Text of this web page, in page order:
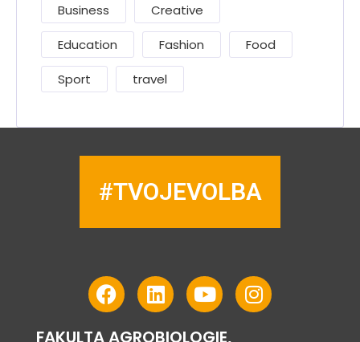
Business Creative
Education Fashion Food
Sport travel
#TVOJEVOLBA
FAKULTA AGROBIOLOGIE,